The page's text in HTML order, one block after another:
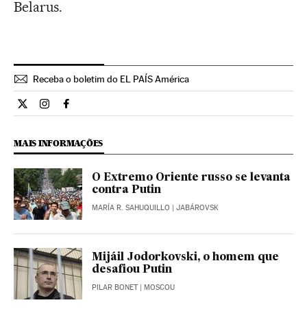
Belarus.
Receba o boletim do EL PAÍS América
Internacional El País Brasil en Twitter
Internacional El País Brasil en Instagram
Internacional El País Brasil en Facebook
MAIS INFORMAÇÕES
O Extremo Oriente russo se levanta
contra Putin
MARÍA R. SAHUQUILLO | JABÁROVSK
Mijáil Jodorkovski, o homem que
desafiou Putin
PILAR BONET| MOSCOU